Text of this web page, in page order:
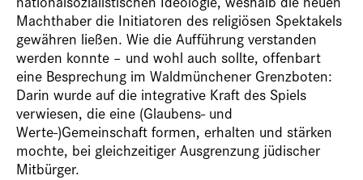
Machthaber die Initiatoren des religiösen Spektakels
gewähren ließen. Wie die Aufführung verstanden
werden konnte – und wohl auch sollte, offenbart
eine Besprechung im Waldmünchener Grenzboten:
Darin wurde auf die integrative Kraft des Spiels
verwiesen, die eine (Glaubens- und
Werte-)Gemeinschaft formen, erhalten und stärken
mochte, bei gleichzeitiger Ausgrenzung jüdischer
Mitbürger.